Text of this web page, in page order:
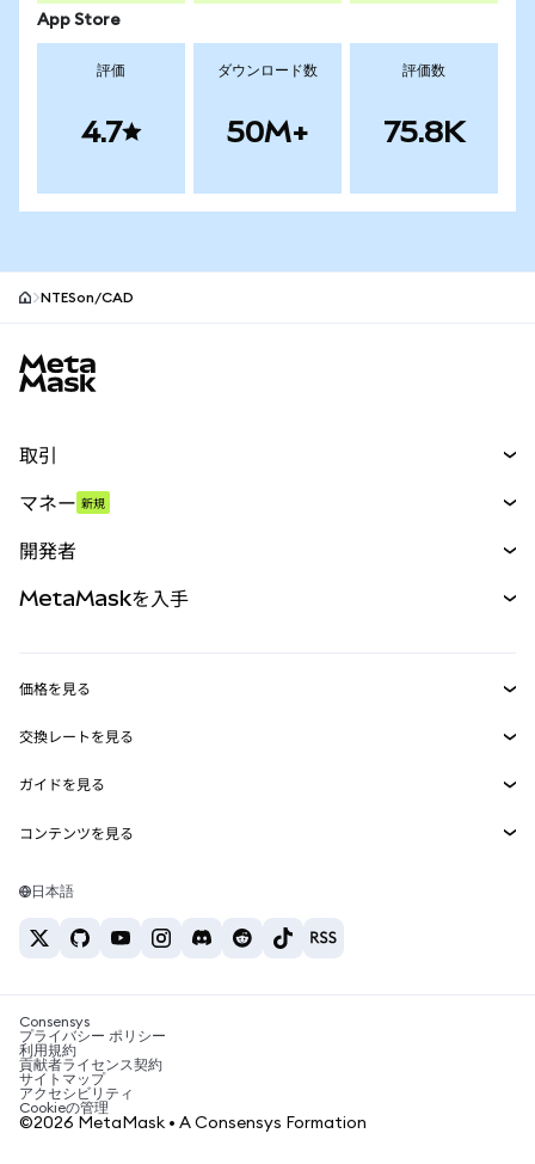
App Store
評価
4.7
ダウンロード数
50M+
評価数
75.8K
NTESon/CAD
取引
パーペチュアル
RWA
マネー 新規
開発者
MetaMask Connect
Snaps
Web3サービス
MetaMaskを入手
セキュリティ
サポート
キャリア
お問い合わせ
価格を見る
イーサリアムの価格
Solanaの価格
Tetherの価格
交換レートを見る
ETH→USD
USDT→INR
BTC→INR
ETH→USDT
ガイドを見る
ETHの購入
USDTの購入
SHIBの購入
BNBの購入
コンテンツを見る
Solanaウォレット
税制関連ニュース
暗号資産の購入方法は？
ビットコインを売るには？
日本語
Consensys
プライバシー ポリシー
利用規約
貢献者ライセンス契約
サイトマップ
アクセシビリティ
Cookieの管理
©2026 MetaMask • A Consensys Formation